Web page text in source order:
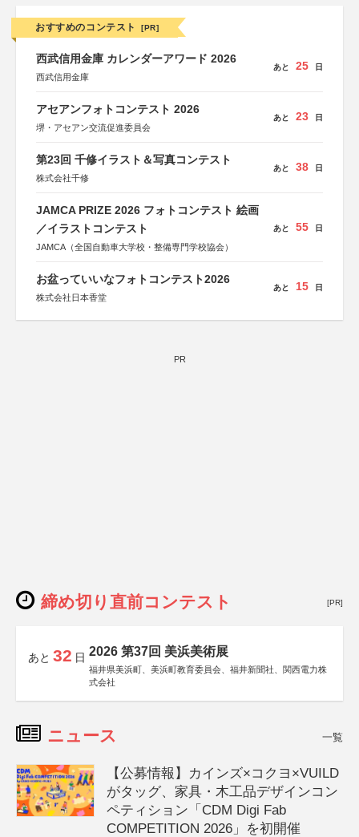
おすすめのコンテスト [PR]
西武信用金庫 カレンダーアワード 2026
西武信用金庫
あと 25 日
アセアンフォトコンテスト 2026
堺・アセアン交流促進委員会
あと 23 日
第23回 千修イラスト＆写真コンテスト
株式会社千修
あと 38 日
JAMCA PRIZE 2026 フォトコンテスト 絵画
／イラストコンテスト
JAMCA（全国自動車大学校・整備専門学校協会）
あと 55 日
お盆っていいなフォトコンテスト2026
株式会社日本香堂
あと 15 日
PR
締め切り直前コンテスト [PR]
あと 32 日 2026 第37回 美浜美術展
福井県美浜町、美浜町教育委員会、福井新聞社、関西電力株
式会社
ニュース 一覧
【公募情報】カインズ×コクヨ×VUILD
がタッグ、家具・木工品デザインコン
ペティション「CDM Digi Fab
COMPETITION 2026」を初開催